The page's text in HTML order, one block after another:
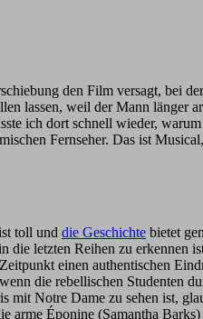
den Film versagt, bei
lassen, weil der Mann länger
ich dort schnell wieder,
Fernseher. Das ist
toll und die Geschichte bietet
letzten Reihen zu erkennen
einen authentischen
die rebellischen Studenten
mit Notre Dame zu sehen ist,
arme Éponine (Samantha